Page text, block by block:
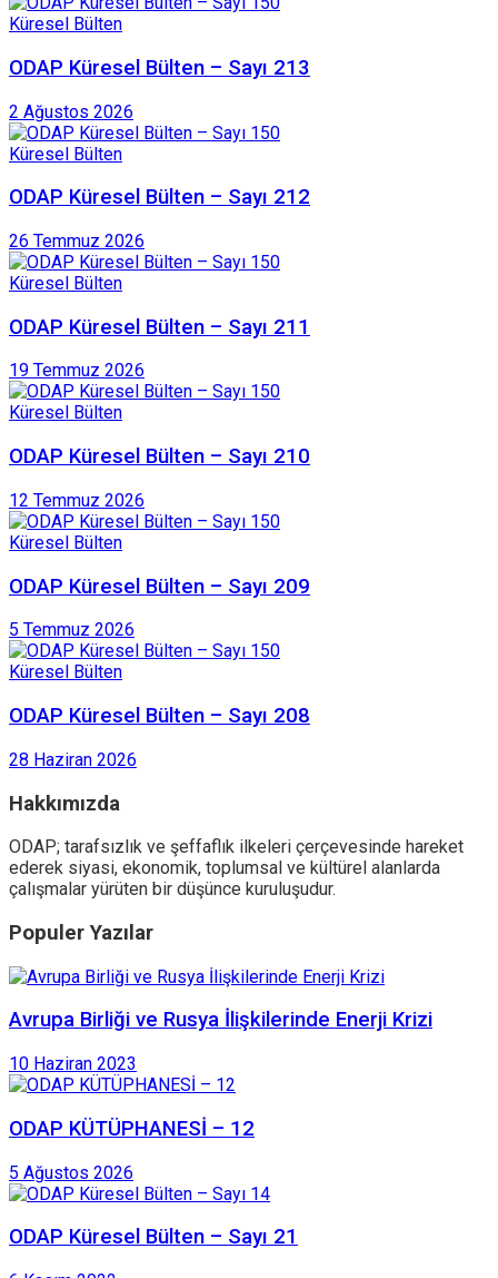
Küresel Bülten
ODAP Küresel Bülten – Sayı 213
2 Ağustos 2026
Küresel Bülten
ODAP Küresel Bülten – Sayı 212
26 Temmuz 2026
Küresel Bülten
ODAP Küresel Bülten – Sayı 211
19 Temmuz 2026
Küresel Bülten
ODAP Küresel Bülten – Sayı 210
12 Temmuz 2026
Küresel Bülten
ODAP Küresel Bülten – Sayı 209
5 Temmuz 2026
Küresel Bülten
ODAP Küresel Bülten – Sayı 208
28 Haziran 2026
Hakkımızda
ODAP; tarafsızlık ve şeffaflık ilkeleri çerçevesinde hareket
ederek siyasi, ekonomik, toplumsal ve kültürel alanlarda
çalışmalar yürüten bir düşünce kuruluşudur.
Populer Yazılar
Avrupa Birliği ve Rusya İlişkilerinde Enerji Krizi
10 Haziran 2023
ODAP KÜTÜPHANESİ – 12
5 Ağustos 2026
ODAP Küresel Bülten – Sayı 21